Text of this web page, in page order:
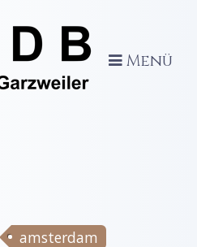
Menü
amsterdam